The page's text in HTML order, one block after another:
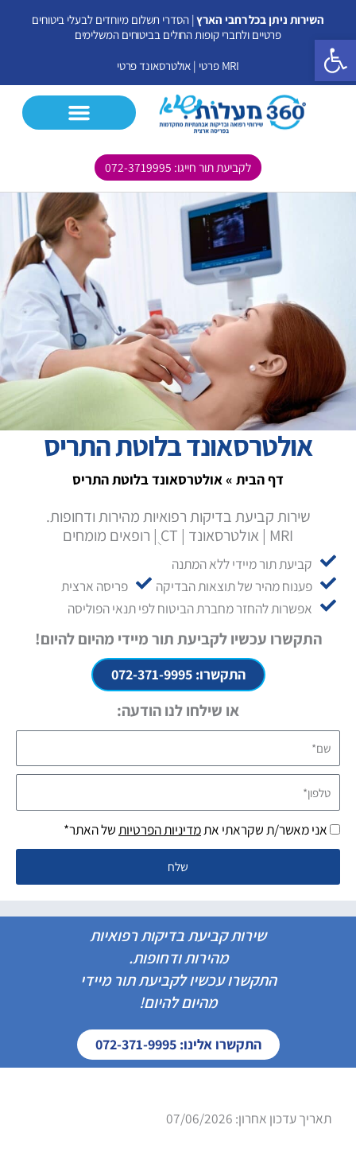
השירות ניתן בכל רחבי הארץ| הסדרי תשלום מיוחדים לבעלי ביטוחים
פרטיים ולחברי קופות החולים בביטוחים המשלימים
MRI פרטי | אולטרסאונד פרטי
לקביעת תור חייגו: 072-3719995
אולטרסאונד בלוטת התריס
דף הבית »אולטרסאונד בלוטת התריס
שירות קביעת בדיקות רפואיות מהירות ודחופות.
MRI | אולטרסאונד | CT ֻ| רופאים מומחים
קביעת תור מיידי ללא המתנה
פענוח מהיר של תוצאות הבדיקה
פריסה ארצית
אפשרות להחזר מחברת הביטוח לפי תנאי הפוליסה
התקשרו עכשיו לקביעת תור מיידי מהיום להיום!
התקשרו: 072-371-9995
או שילחו לנו הודעה:
טלפון*
אני מאשר/ת שקראתי אתמדיניות הפרטיותשל האתר*
שלח
שירות קביעת בדיקות רפואיות
מהירות ודחופות.
התקשרו עכשיו לקביעת תור מיידי
מהיום להיום!
התקשרו אלינו: 072-371-9995
תאריך עדכון אחרון: 07/06/2026
פתח סרגל נגישות